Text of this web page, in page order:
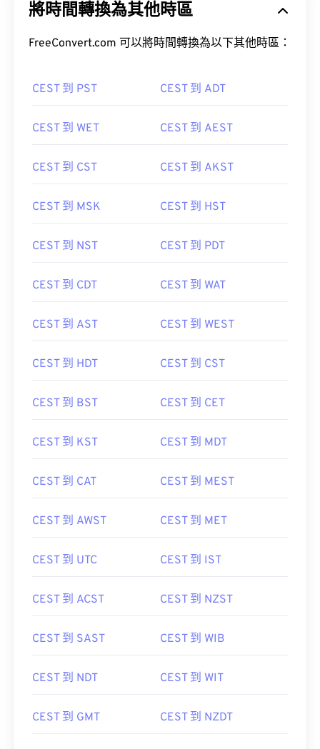
將時間轉換為其他時區
FreeConvert.com 可以將時間轉換為以下其他時區：
CEST 到 PST CEST 到 ADT
CEST 到 WET CEST 到 AEST
CEST 到 CST CEST 到 AKST
CEST 到 MSK CEST 到 HST
CEST 到 NST CEST 到 PDT
CEST 到 CDT CEST 到 WAT
CEST 到 AST CEST 到 WEST
CEST 到 HDT CEST 到 CST
CEST 到 BST CEST 到 CET
CEST 到 KST CEST 到 MDT
CEST 到 CAT CEST 到 MEST
CEST 到 AWST CEST 到 MET
CEST 到 UTC CEST 到 IST
CEST 到 ACST CEST 到 NZST
CEST 到 SAST CEST 到 WIB
CEST 到 NDT CEST 到 WIT
CEST 到 GMT CEST 到 NZDT